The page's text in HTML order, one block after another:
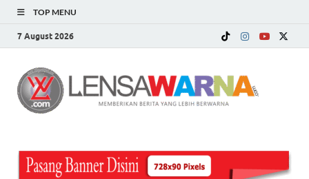
TOP MENU
7 August 2026